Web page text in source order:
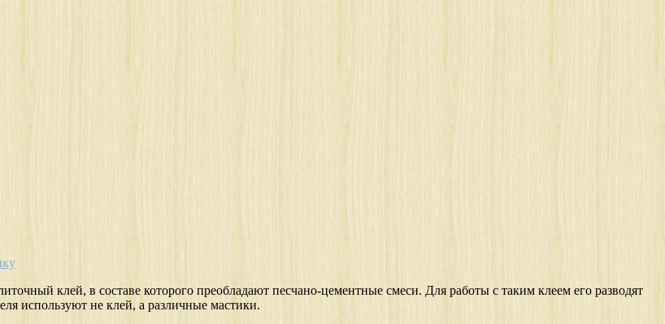
клей, в составе которого преобладают песчано-цементные смеси. Для работы с таким клеем его разводят
используют не клей, а различные мастики.